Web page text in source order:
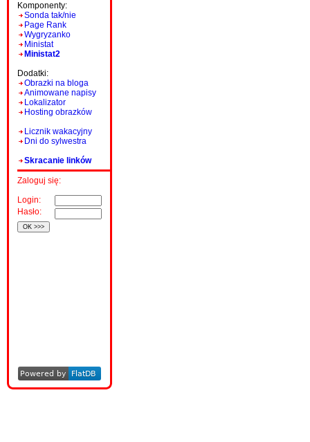
Komponenty:
Sonda tak/nie
Page Rank
Wygryzanko
Ministat
Ministat2
Dodatki:
Obrazki na bloga
Animowane napisy
Lokalizator
Hosting obrazków
Licznik wakacyjny
Dni do sylwestra
Skracanie linków
Zaloguj się:
Login:
Hasło: